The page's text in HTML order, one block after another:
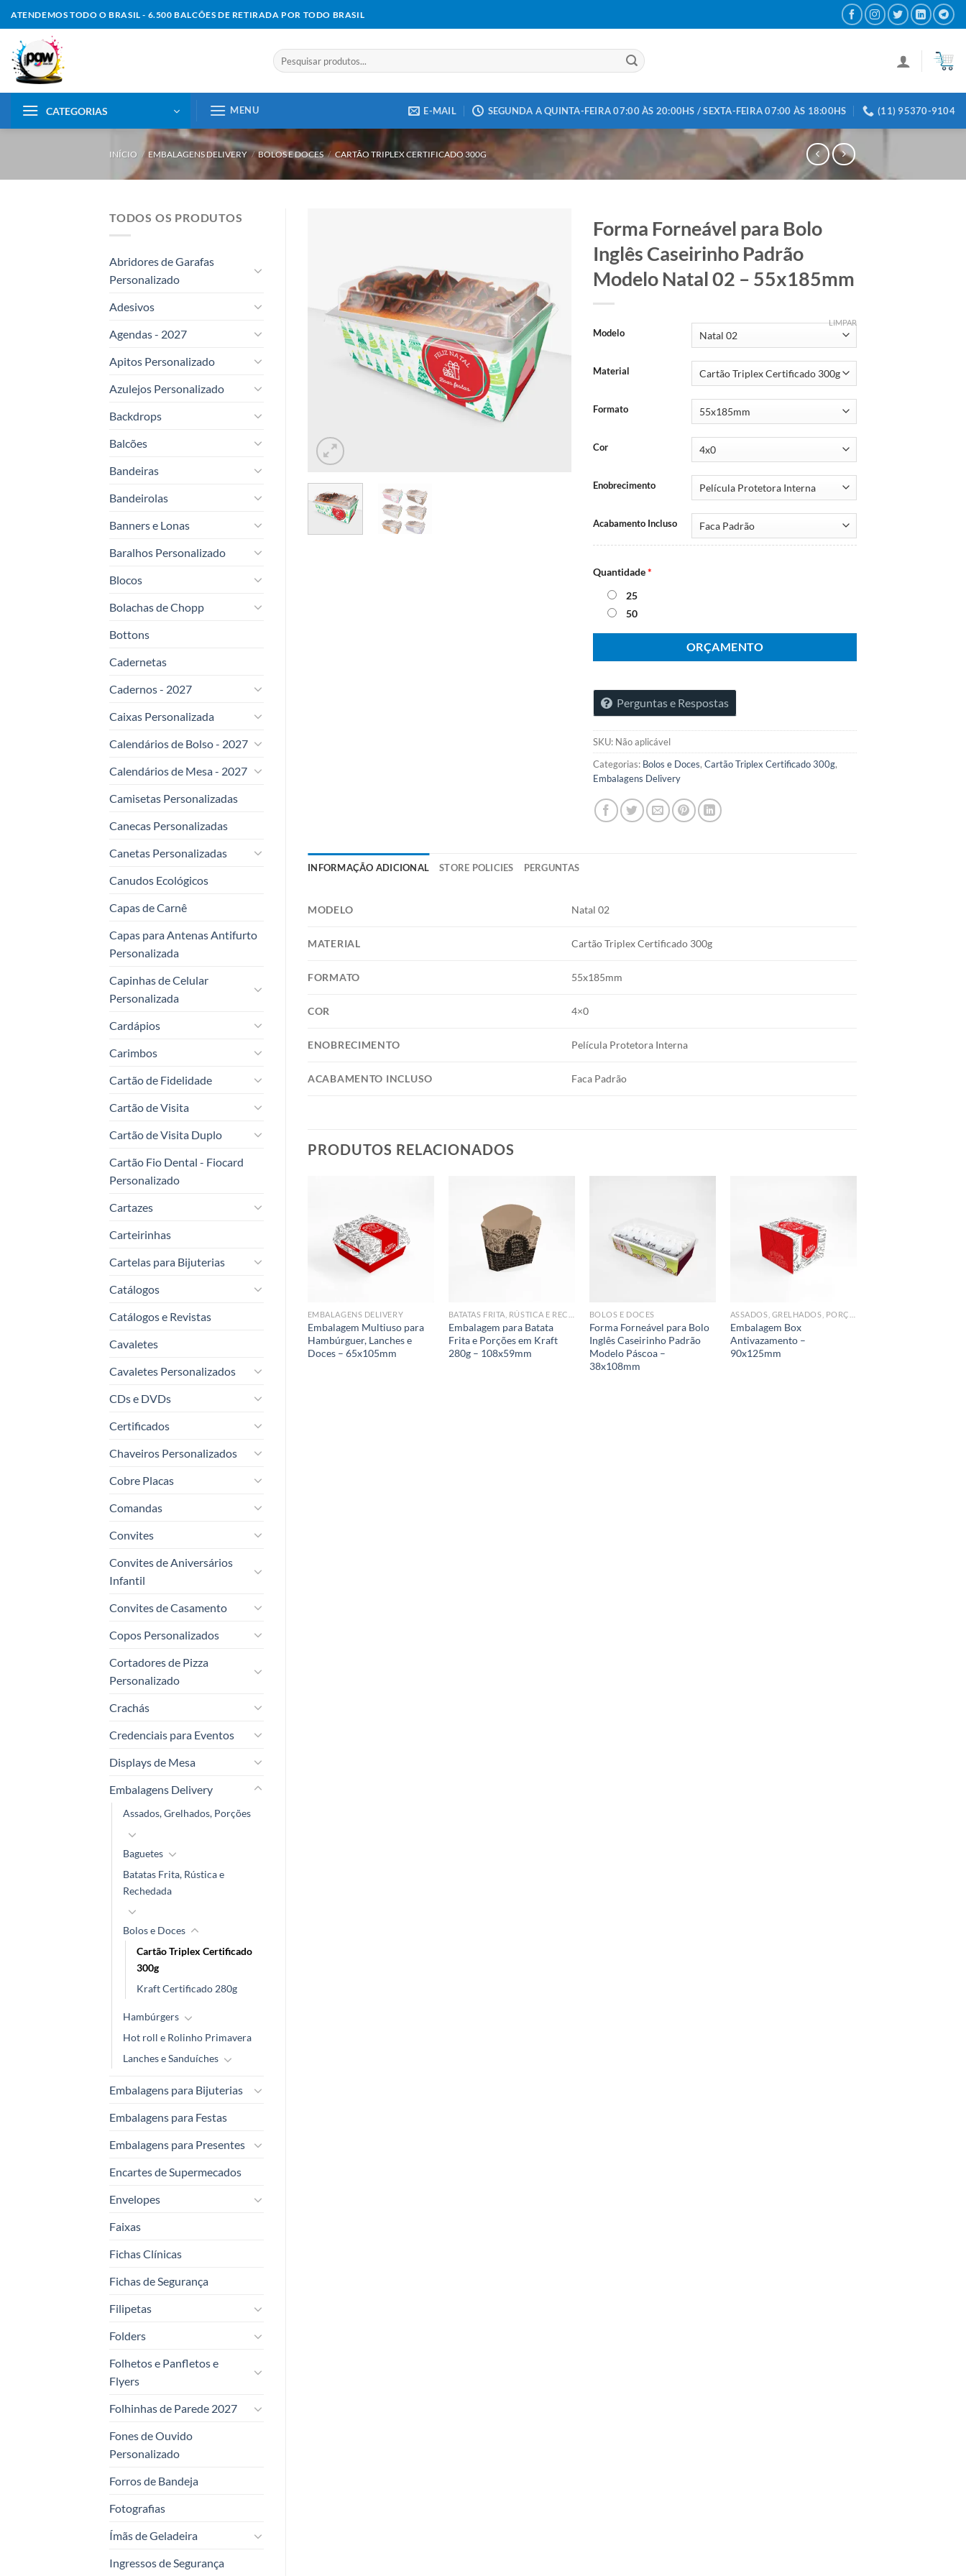
to
content
ATENDEMOS TODO O BRASIL - 6.500 BALCÕES DE RETIRADA POR TODO BRASIL
Pesquisar
por:
CATEGORIAS MENU E-MAIL SEGUNDA A QUINTA-FEIRA 07:00 ÀS 20:00HS / SEXTA-FEIRA 07:00 ÀS 18:00HS (11) 95370-9104
INÍCIO / EMBALAGENS DELIVERY / BOLOS E DOCES / CARTÃO TRIPLEX CERTIFICADO 300G
TODOS OS PRODUTOS
Abridores de Garafas
Personalizado
Adesivos
Agendas - 2027
Apitos Personalizado
Azulejos Personalizado
Backdrops
Balcões
Bandeiras
Bandeirolas
Banners e Lonas
Baralhos Personalizado
Blocos
Bolachas de Chopp
Bottons
Cadernetas
Cadernos - 2027
Caixas Personalizada
Calendários de Bolso - 2027
Calendários de Mesa - 2027
Camisetas Personalizadas
Canecas Personalizadas
Canetas Personalizadas
Canudos Ecológicos
Capas de Carnê
Capas para Antenas Antifurto
Personalizada
Capinhas de Celular
Personalizada
Cardápios
Carimbos
Cartão de Fidelidade
Cartão de Visita
Cartão de Visita Duplo
Cartão Fio Dental - Fiocard
Personalizado
Cartazes
Carteirinhas
Cartelas para Bijuterias
Catálogos
Catálogos e Revistas
Cavaletes
Cavaletes Personalizados
CDs e DVDs
Certificados
Chaveiros Personalizados
Cobre Placas
Comandas
Convites
Convites de Aniversários
Infantil
Convites de Casamento
Copos Personalizados
Cortadores de Pizza
Personalizado
Crachás
Credenciais para Eventos
Displays de Mesa
Embalagens Delivery
Assados, Grelhados, Porções
Baguetes
Batatas Frita, Rústica e
Rechedada
Bolos e Doces
Cartão Triplex Certificado
300g
Kraft Certificado 280g
Hambúrgers
Hot roll e Rolinho Primavera
Lanches e Sanduíches
Embalagens para Bijuterias
Embalagens para Festas
Embalagens para Presentes
Encartes de Supermecados
Envelopes
Faixas
Fichas Clínicas
Fichas de Segurança
Filipetas
Folders
Folhetos e Panfletos e
Flyers
Folhinhas de Parede 2027
Fones de Ouvido
Personalizado
Forros de Bandeja
Fotografias
Ímãs de Geladeira
Ingressos de Segurança
Add to
wishlist
Forma Forneável para Bolo
Inglês Caseirinho Padrão
Modelo Natal 02 – 55x185mm
Modelo
Material
Formato
Cor
Enobrecimento
Acabamento Incluso
LIMPAR
Quantidade*
25
50
ORÇAMENTO
Perguntas e Respostas
SKU: Não aplicável
Categorias: Bolos e Doces, Cartão Triplex Certificado 300g,
Embalagens Delivery
INFORMAÇÃO ADICIONAL STORE POLICIES PERGUNTAS
MODELO Natal 02
MATERIAL Cartão Triplex Certificado 300g
FORMATO 55x185mm
COR 4×0
ENOBRECIMENTO Película Protetora Interna
ACABAMENTO INCLUSO Faca Padrão
PRODUTOS RELACIONADOS
Add to
wishlist
EMBALAGENS DELIVERY
Embalagem Multiuso para
Hambúrguer, Lanches e
Doces – 65x105mm
Add to
Embalagem para Batata
Frita e Porções em Kraft
280g – 108x59mm
Add to
wishlist
BOLOS E DOCES
Forma Forneável para Bolo
Inglês Caseirinho Padrão
Modelo Páscoa –
38x108mm
Add to
wishlist
Embalagem Box
Antivazamento –
90x125mm
Add to
Forma Forneável para Bolo
Inglês Caseirinho Padrão